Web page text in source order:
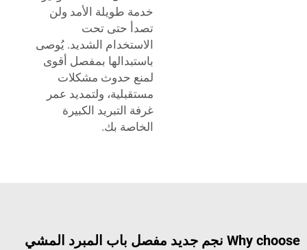
خدمة طويلة الأمد ولن
تصدأ حتى تحت
الاستخدام الشديد. يُوصى
باستبدالها بمفصل أقوى
لمنع حدوث مشكلات
مستقبلية، ولتمديد عمر
غرفة التبريد الكبيرة
Why choose نجم جديد مفصل باب المبرد المشي